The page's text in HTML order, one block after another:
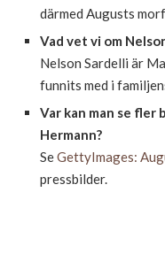
därmed Augusts
Vad vet vi om
Nelson Sardelli är
funnits med i
Var kan man se fler
Hermann?
SeGettyImages:
pressbilder.